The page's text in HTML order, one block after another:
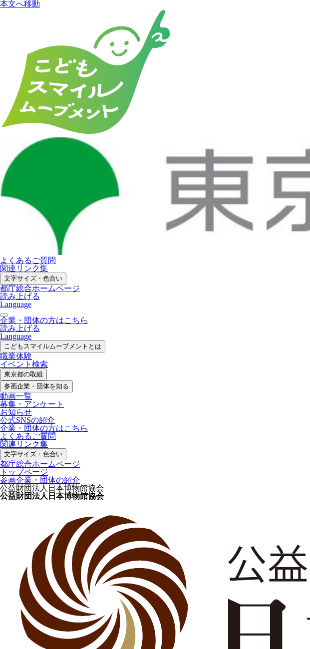
本文へ移動
よくあるご質問
関連リンク集
文字サイズ・色合い
都庁総合ホームページ
読み上げる
Language
企業・団体の方はこちら
読み上げる
Language
こどもスマイルムーブメントとは
職業体験
イベント検索
東京都の取組
参画企業・ 団体を知る
動画一覧
募集・ アンケート
お知らせ
公式SNSの紹介
企業・団体の方はこちら
よくあるご質問
関連リンク集
文字サイズ・色合い
都庁総合ホームページ
トップページ
参画企業・団体の紹介
公益財団法人日本博物館協会
公益財団法人日本博物館協会